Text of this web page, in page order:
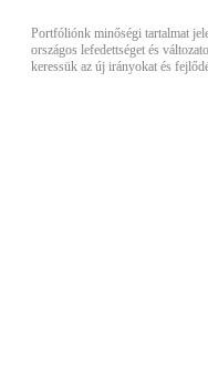
Portfóliónk minőségi tartalmat
országos lefedettséget és
keressük az új irányokat és